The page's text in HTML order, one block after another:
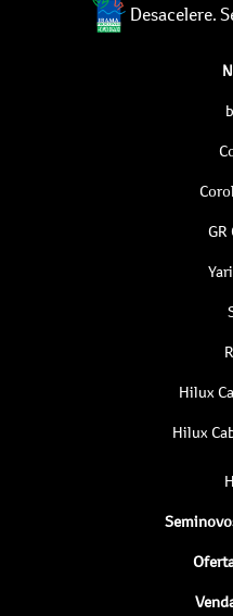
Desacelere.
GR
Hilux
Hilux